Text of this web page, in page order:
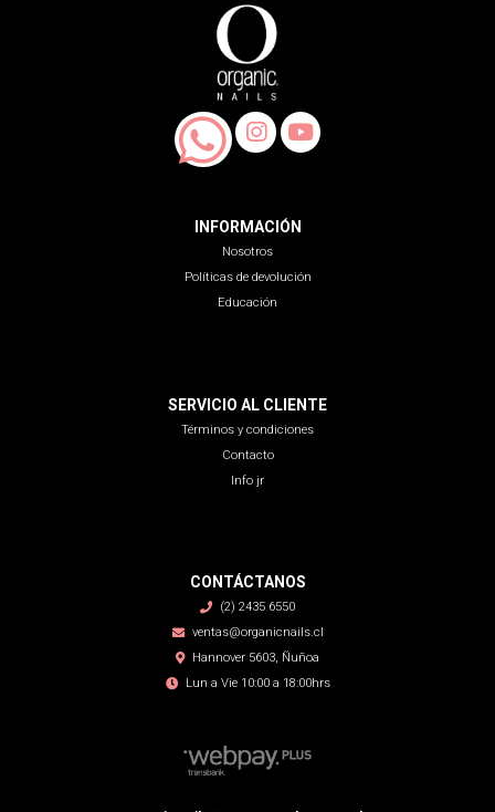
INFORMACIÓN
Nosotros
Políticas de devolución
Educación
SERVICIO AL CLIENTE
Términos y condiciones
Contacto
Info jr
CONTÁCTANOS
(2) 2435 6550
ventas@organicnails.cl
Hannover 5603, Ñuñoa
Lun a Vie 10:00 a 18:00hrs